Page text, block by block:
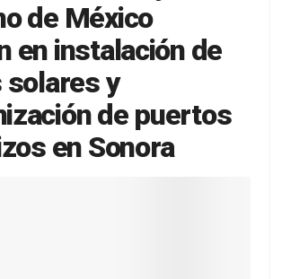
de México
en instalación de
solares y
de puertos
en Sonora